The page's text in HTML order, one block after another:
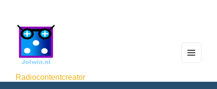
Radiocontentcreator
WIDG